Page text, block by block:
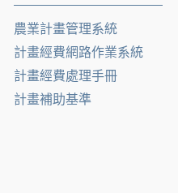
農業計畫管理系統
計畫經費網路作業系統
計畫經費處理手冊
計畫補助基準